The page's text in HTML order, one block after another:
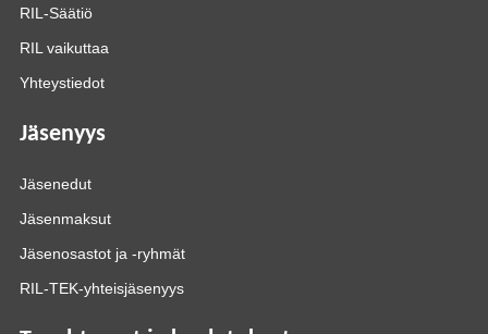
RIL-Säätiö
RIL vaikuttaa
Yhteystiedot
Jäsenyys
Jäsenedut
Jäsenmaksut
Jäsenosastot ja -ryhmät
RIL-TEK-yhteisjäsenyys